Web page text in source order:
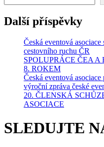
Další příspěvky
Česká eventová
cestovního ruchu ČR
SPOLUPRÁCE ČEA
8. ROKEM
Česká eventová
výroční zpráva české
20. ČLENSKÁ
ASOCIACE
SLEDUJTE